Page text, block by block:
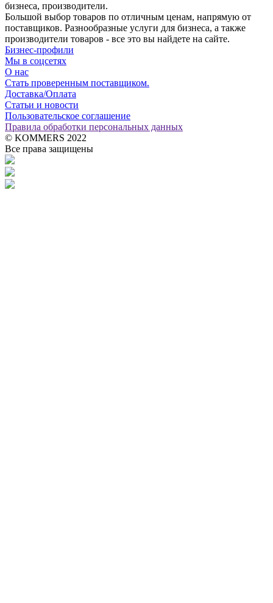
бизнеса, производители.
Большой выбор товаров по отличным ценам, напрямую от
поставщиков. Разнообразные услуги для бизнеса, а также
производители товаров - все это вы найдете на сайте.
Бизнес-профили
Мы в соцсетях
О нас
Стать проверенным поставщиком.
Доставка/Оплата
Статьи и новости
Пользовательское соглашение
Правила обработки персональных данных
© KOMMERS 2022
Все права защищены